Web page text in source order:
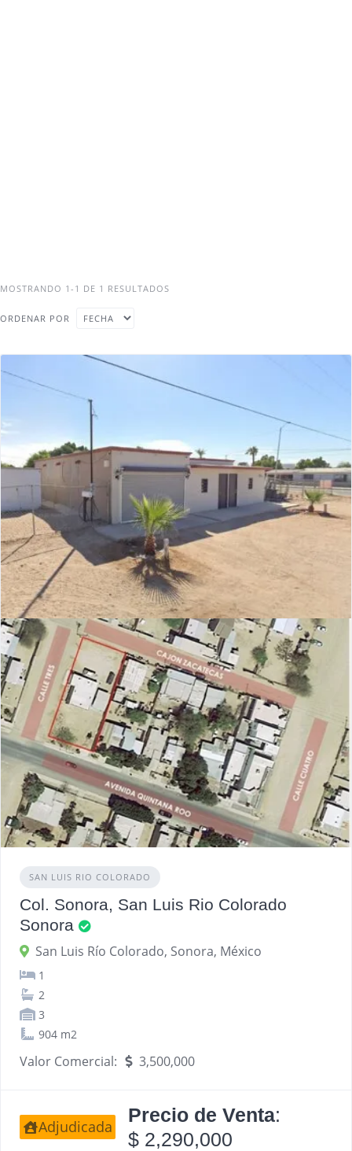
MOSTRANDO 1-1 DE 1 RESULTADOS
ORDENAR POR
SAN LUIS RIO COLORADO
Col. Sonora, San Luis Rio Colorado
Sonora
San Luis Río Colorado, Sonora, México
1
2
3
904 m2
Valor Comercial: 3,500,000
Adjudicada
Precio de Venta:
$ 2,290,000